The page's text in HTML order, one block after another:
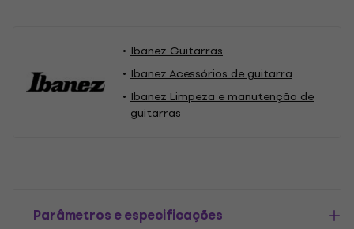
Ibanez Guitarras
Ibanez Acessórios de guitarra
Ibanez Limpeza e manutenção de
guitarras
Parâmetros e especificações